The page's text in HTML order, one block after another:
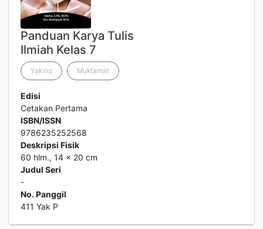
Panduan Karya Tulis
Ilmiah Kelas 7
Yakino Muktamat
Edisi
Cetakan Pertama
ISBN/ISSN
9786235252568
Deskripsi Fisik
60 hlm., 14 x 20 cm
Judul Seri
-
No. Panggil
411 Yak P